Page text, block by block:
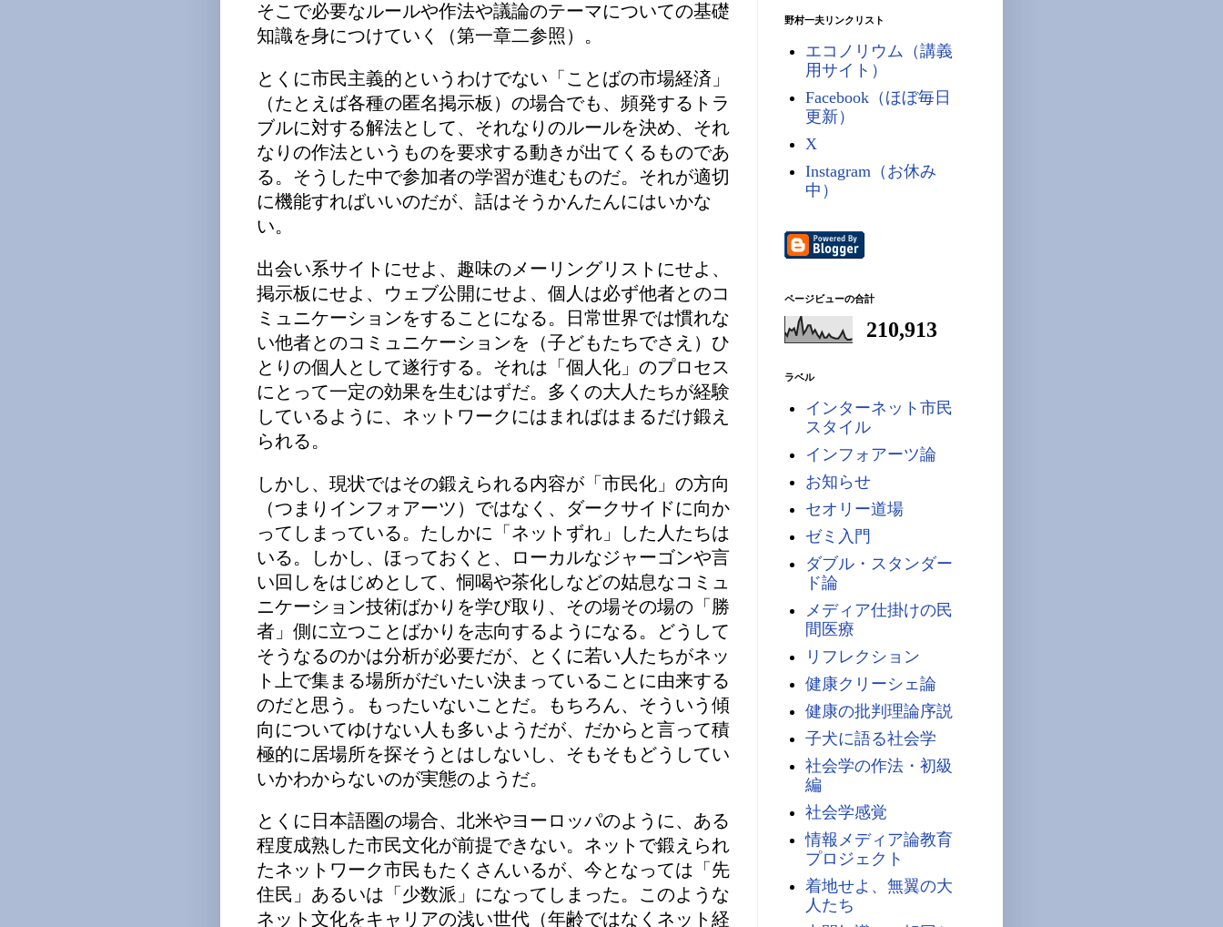
そこで必要なルールや作法や議論のテーマについての基礎
知識を身につけていく（第一章二参照）。
とくに市民主義的というわけでない「ことばの市場経済」
（たとえば各種の匿名掲示板）の場合でも、頻発するトラ
ブルに対する解法として、それなりのルールを決め、それ
なりの作法というものを要求する動きが出てくるものであ
る。そうした中で参加者の学習が進むものだ。それが適切
に機能すればいいのだが、話はそうかんたんにはいかな
い。
出会い系サイトにせよ、趣味のメーリングリストにせよ、
掲示板にせよ、ウェブ公開にせよ、個人は必ず他者とのコ
ミュニケーションをすることになる。日常世界では慣れな
い他者とのコミュニケーションを（子どもたちでさえ）ひ
とりの個人として遂行する。それは「個人化」のプロセス
にとって一定の効果を生むはずだ。多くの大人たちが経験
しているように、ネットワークにはまればはまるだけ鍛え
られる。
しかし、現状ではその鍛えられる内容が「市民化」の方向
（つまりインフォアーツ）ではなく、ダークサイドに向か
ってしまっている。たしかに「ネットずれ」した人たちは
いる。しかし、ほっておくと、ローカルなジャーゴンや言
い回しをはじめとして、恫喝や茶化しなどの姑息なコミュ
ニケーション技術ばかりを学び取り、その場その場の「勝
者」側に立つことばかりを志向するようになる。どうして
そうなるのかは分析が必要だが、とくに若い人たちがネッ
ト上で集まる場所がだいたい決まっていることに由来する
のだと思う。もったいないことだ。もちろん、そういう傾
向についてゆけない人も多いようだが、だからと言って積
極的に居場所を探そうとはしないし、そもそもどうしてい
いかわからないのが実態のようだ。
とくに日本語圏の場合、北米やヨーロッパのように、ある
程度成熟した市民文化が前提できない。ネットで鍛えられ
たネットワーク市民もたくさんいるが、今となっては「先
住民」あるいは「少数派」になってしまった。このような
ネット文化をキャリアの浅い世代（年齢ではなくネット経
野村一夫リンクリスト
エコノリウム（講義
用サイト）
Facebook（ほぼ毎日
更新）
X
Instagram（お休み
中）
ページビューの合計
210,913
ラベル
インターネット市民
スタイル
インフォアーツ論
お知らせ
セオリー道場
ゼミ入門
ダブル・スタンダー
ド論
メディア仕掛けの民
間医療
リフレクション
健康クリーシェ論
健康の批判理論序説
子犬に語る社会学
社会学の作法・初級
編
社会学感覚
情報メディア論教育
プロジェクト
着地せよ、無翼の大
人たち